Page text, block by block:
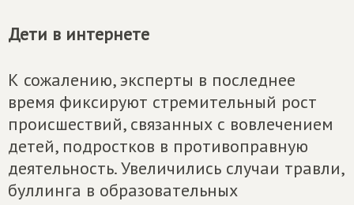
Дети в интернете
К сожалению, эксперты в последнее
время фиксируют стремительный рост
происшествий, связанных с вовлечением
детей, подростков в противоправную
деятельность. Увеличились случаи травли,
буллинга в образовательных